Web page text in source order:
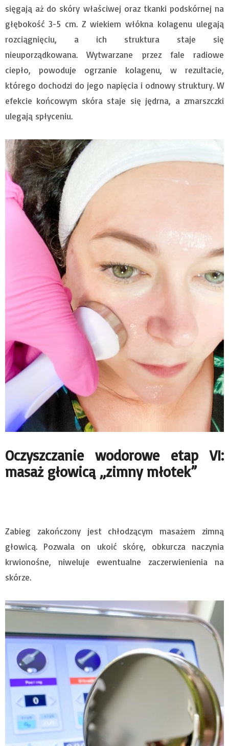
sięgają aż do skóry właściwej oraz tkanki podskórnej na
głębokość 3-5 cm. Z wiekiem włókna kolagenu ulegają
rozciągnięciu, a ich struktura staje się
nieuporządkowana. Wytwarzane przez fale radiowe
ciepło, powoduje ogrzanie kolagenu, w rezultacie,
którego dochodzi do jego napięcia i odnowy struktury. W
efekcie końcowym skóra staje się jędrna, a zmarszczki
ulegają spłyceniu.
Oczyszczanie wodorowe etap VI:
masaż głowicą „zimny młotek”
Zabieg zakończony jest chłodzącym masażem zimną
głowicą. Pozwala on ukoić skórę, obkurcza naczynia
krwionośne, niweluje ewentualne zaczerwienienia na
skórze.